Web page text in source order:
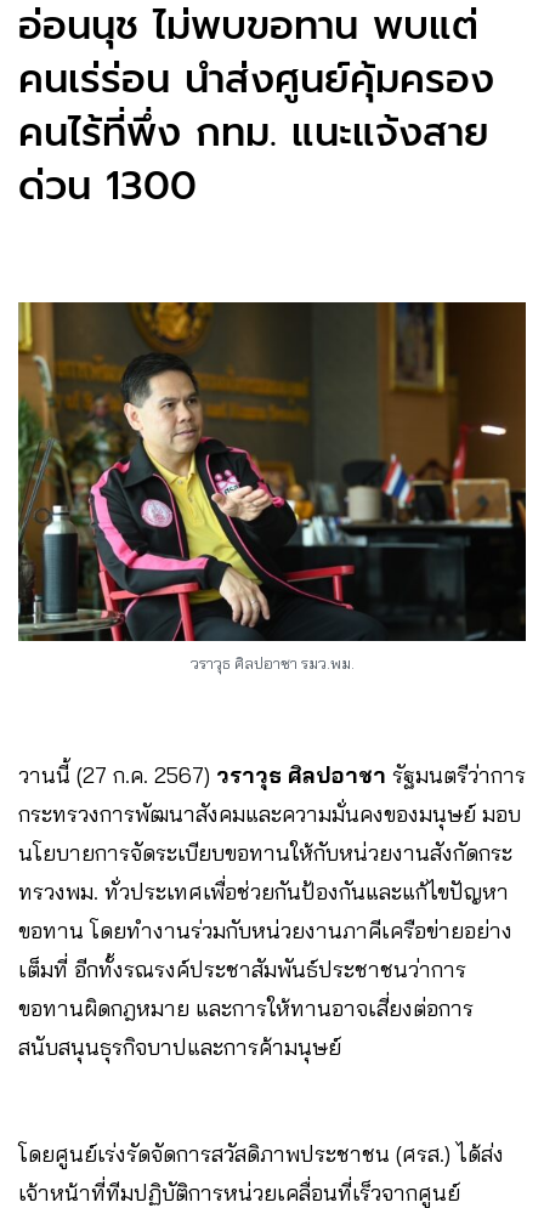
อ่อนนุช ไม่พบขอทาน พบแต่
คนเร่ร่อน นำส่งศูนย์คุ้มครอง
คนไร้ที่พึ่ง กทม. แนะแจ้งสาย
ด่วน 1300
วราวุธ ศิลปอาชา รมว.พม.
วานนี้ (27 ก.ค. 2567) วราวุธ ศิลปอาชา รัฐมนตรีว่าการ
กระทรวงการพัฒนาสังคมและความมั่นคงของมนุษย์ มอบ
นโยบายการจัดระเบียบขอทานให้กับหน่วยงานสังกัดกระ
ทรวงพม. ทั่วประเทศเพื่อช่วยกันป้องกันและแก้ไขปัญหา
ขอทาน โดยทำงานร่วมกับหน่วยงานภาคีเครือข่ายอย่าง
เต็มที่ อีกทั้งรณรงค์ประชาสัมพันธ์ประชาชนว่าการ
ขอทานผิดกฎหมาย และการให้ทานอาจเสี่ยงต่อการ
สนับสนุนธุรกิจบาปและการค้ามนุษย์
โดยศูนย์เร่งรัดจัดการสวัสดิภาพประชาชน (ศรส.) ได้ส่ง
เจ้าหน้าที่ทีมปฏิบัติการหน่วยเคลื่อนที่เร็วจากศูนย์